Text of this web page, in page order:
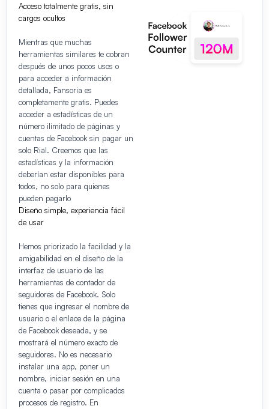
Acceso totalmente gratis, sin
cargos ocultos
Mientras que muchas
herramientas similares te cobran
después de unos pocos usos o
para acceder a información
detallada, Fansoria es
completamente gratis. Puedes
acceder a estadísticas de un
número ilimitado de páginas y
cuentas de Facebook sin pagar un
solo Rial. Creemos que las
estadísticas y la información
deberían estar disponibles para
todos, no solo para quienes
pueden pagarlo
Diseño simple, experiencia fácil
de usar
Hemos priorizado la facilidad y la
amigabilidad en el diseño de la
interfaz de usuario de las
herramientas de contador de
seguidores de Facebook. Solo
tienes que ingresar el nombre de
usuario o el enlace de la página
de Facebook deseada, y se
mostrará el número exacto de
seguidores. No es necesario
instalar una app, poner un
nombre, iniciar sesión en una
cuenta o pasar por complicados
procesos de registro. En